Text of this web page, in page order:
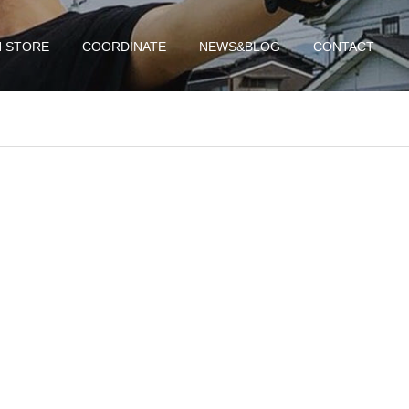
STORE COORDINATE NEWS&BLOG CONTACT